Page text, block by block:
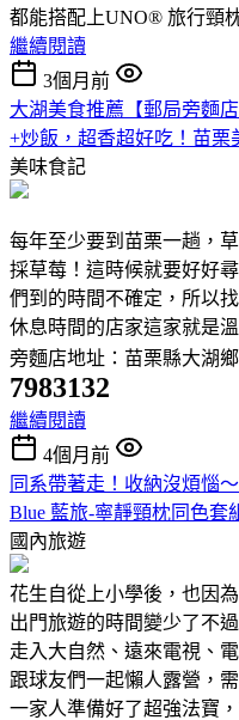
都能搭配上UNO® 旅行頸
繼續閱讀
3個月前
大湖美食推薦【郵局旁麵
+炒飯，超香超好吃！苗栗
美味食記
每年至少要到苗栗一趟，
採草莓！這時候就要好好
們到的時間不確定，所以
休息時間的店家這家就是
旁麵店地址：苗栗縣大湖
7983132
繼續閱讀
4個月前
同系帶著走！收納沒煩惱
Blue 藍旅-寧靜頸枕同色套
國內旅遊
花生自從上小學後，也因
出門旅遊的時間變少了不
走入大自然、遠來電視、
跟球友們一起懶人露營，
一家人準備好了超強法寶